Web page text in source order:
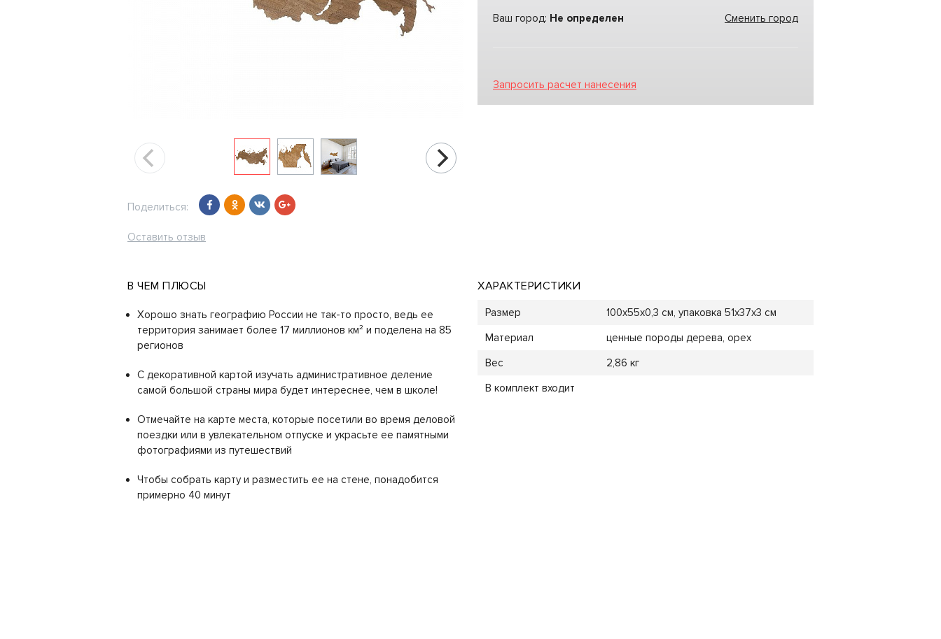
Поделиться:
Оставить отзыв
Ваш город: Не определен Сменить город
Запросить расчет нанесения
В ЧЕМ ПЛЮСЫ
Хорошо знать географию России не так-то просто, ведь ее
территория занимает более 17 миллионов км² и поделена на 85
регионов
С декоративной картой изучать административное деление
самой большой страны мира будет интереснее, чем в школе!
Отмечайте на карте места, которые посетили во время деловой
поездки или в увлекательном отпуске и украсьте ее памятными
фотографиями из путешествий
Чтобы собрать карту и разместить ее на стене, понадобится
примерно 40 минут
ХАРАКТЕРИСТИКИ
Размер
100х55х0,3 см, упаковка 51x37x3 см
Материал
ценные породы дерева, орех
Вес
2,86 кг
В комплект входит